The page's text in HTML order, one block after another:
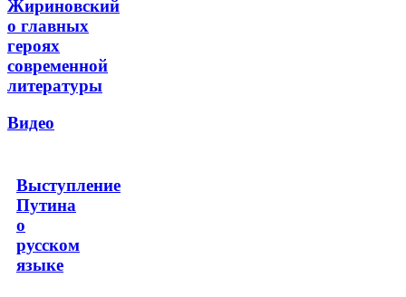
Жириновский
о главных
героях
современной
литературы
Видео
Выступление
Путина
о
русском
языке